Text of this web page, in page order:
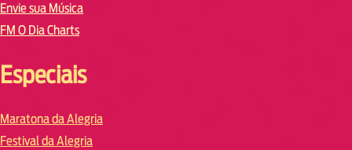
Envie sua Música
FM O Dia Charts
Especiais
Maratona da Alegria
Festival da Alegria